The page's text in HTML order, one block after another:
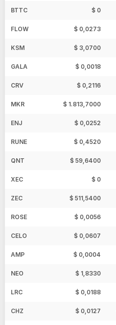
BTTC $ 0
FLOW $ 0,0273
KSM $ 3,0700
GALA $ 0,0018
CRV $ 0,2116
MKR $ 1.813,7000
ENJ $ 0,0252
RUNE $ 0,4520
QNT $ 59,6400
XEC $ 0
ZEC $ 511,5400
ROSE $ 0,0056
CELO $ 0,0607
AMP $ 0,0004
NEO $ 1,8330
LRC $ 0,0188
CHZ $ 0,0127